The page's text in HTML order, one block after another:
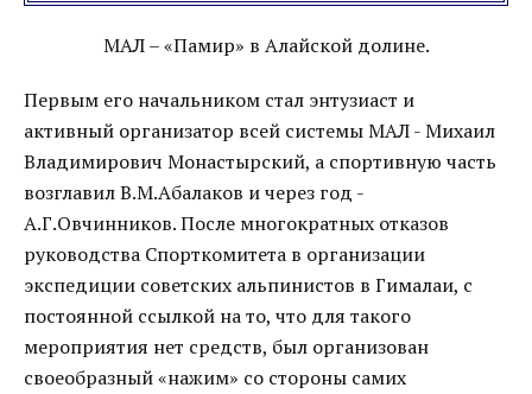
МАЛ – «Памир» в Алайской долине.
Первым его начальником стал энтузиаст и
активный организатор всей системы МАЛ - Михаил
Владимирович Монастырский, а спортивную часть
возглавил В.М.Абалаков и через год -
А.Г.Овчинников. После многократных отказов
руководства Спорткомитета в организации
экспедиции советских альпинистов в Гималаи, с
постоянной ссылкой на то, что для такого
мероприятия нет средств, был организован
своеобразный «нажим» со стороны самих